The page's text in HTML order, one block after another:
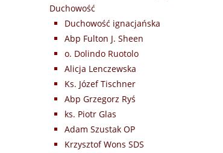
Duchowość
Duchowość ignacjańska
Abp Fulton J. Sheen
o. Dolindo Ruotolo
Alicja Lenczewska
Ks. Józef Tischner
Abp Grzegorz Ryś
ks. Piotr Glas
Adam Szustak OP
Krzysztof Wons SDS